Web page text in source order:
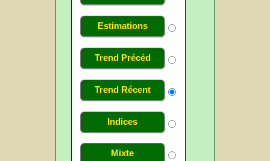
Estimations
Trend Précéd
Trend Récent
Indices
Mixte